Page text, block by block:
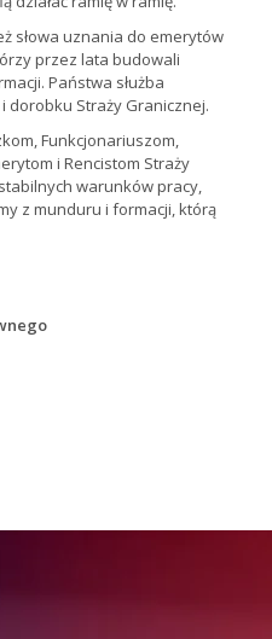
słowa uznania do emerytów
przez lata budowali
Państwa służba
dorobku Straży Granicznej.
Funkcjonariuszom,
i Rencistom Straży
warunków pracy,
z munduru i formacji, którą